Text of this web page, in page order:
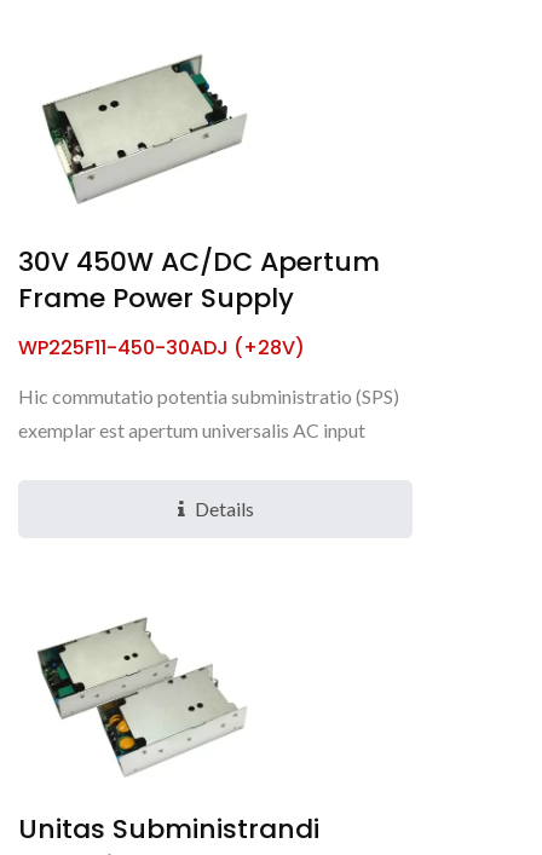
30V 450W AC/DC Apertum
Frame Power Supply
WP225F11-450-30ADJ (+28V)
Hic commutatio potentia subministratio (SPS)
exemplar est apertum universalis AC input
continuus productio in variis...
Details
Unitas Subministrandi